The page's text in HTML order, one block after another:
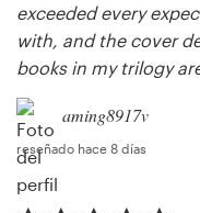
exceeded every
with, and the cover
books in my trilogy
aming8917v
reseñado hace 8 días